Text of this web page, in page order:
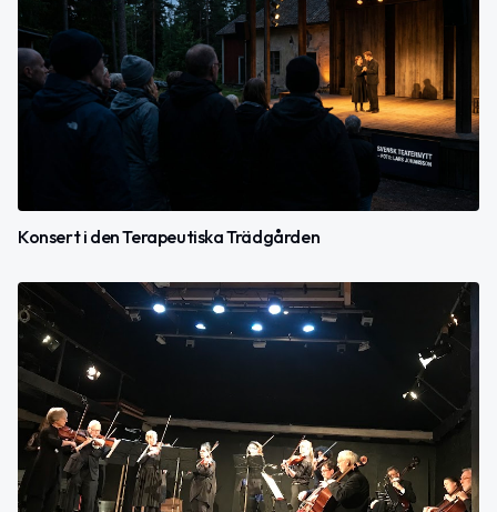
Konsert i den Terapeutiska Trädgården